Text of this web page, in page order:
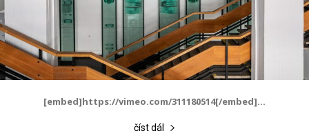
[embed]https://vimeo.com/311180514[/embed]...
číst dál